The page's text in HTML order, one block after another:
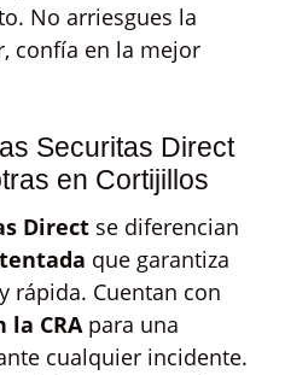
No arriesgues la
confía en la mejor
Securitas Direct
en Cortijillos
Direct se diferencian
que garantiza
rápida. Cuentan con
CRApara una
cualquier incidente.